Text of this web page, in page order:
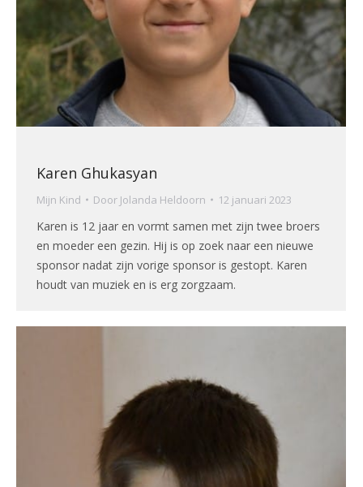
Karen Ghukasyan
Mijn Kind Door Jolanda Heldoorn 12 januari 2023
Karen is 12 jaar en vormt samen met zijn twee broers
en moeder een gezin. Hij is op zoek naar een nieuwe
sponsor nadat zijn vorige sponsor is gestopt. Karen
houdt van muziek en is erg zorgzaam.